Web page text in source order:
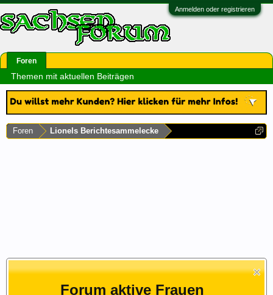
Anmelden oder registrieren
Foren Lionels Berichtesammelecke
Forum aktive Frauen
Foren
Themen mit aktuellen Beiträgen